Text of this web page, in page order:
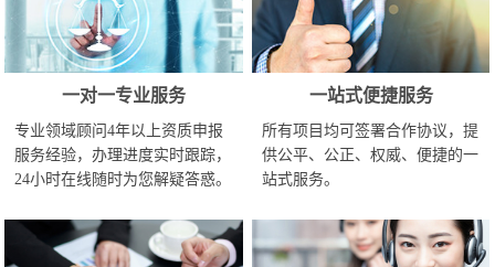
一对一专业服务
专业领域顾问4年以上资质申报
服务经验，办理进度实时跟踪，
24小时在线随时为您解疑答惑。
一站式便捷服务
所有项目均可签署合作协议，提
供公平、公正、权威、便捷的一
站式服务。